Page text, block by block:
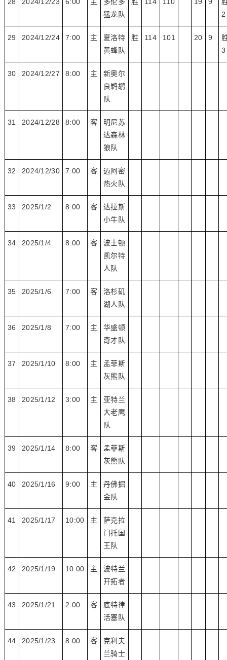
猛龙队
2
29 2024/12/24 7:00 主
夏洛特
黄蜂队
胜 114 101 20 9
3
30 2024/12/27 8:00 主
新奥尔
良鹈鹕
队
31 2024/12/28 8:00 客
明尼苏
达森林
狼队
32 2024/12/30 7:00 客
迈阿密
热火队
33 2025/1/2 8:00 客
达拉斯
小牛队
34 2025/1/4 8:00 客
波士顿
凯尔特
人队
35 2025/1/6 7:00 客
洛杉矶
湖人队
36 2025/1/8 7:00 主
华盛顿
奇才队
37 2025/1/10 8:00 主
孟菲斯
灰熊队
38 2025/1/12 3:00 主
亚特兰
大老鹰
队
39 2025/1/14 8:00 客
孟菲斯
灰熊队
40 2025/1/16 9:00 主
丹佛掘
金队
41 2025/1/17 10:00 主
萨克拉
门托国
王队
42 2025/1/19 10:00 主
波特兰
开拓者
43 2025/1/21 2:00 客
底特律
活塞队
44 2025/1/23 8:00 客
克利夫
兰骑士